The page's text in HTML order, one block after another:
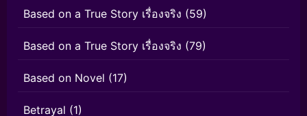
Based on a True Story เรื่องจริง (59)
Based on a True Story เรื่องจริง (79)
Based on Novel (17)
Betrayal (1)